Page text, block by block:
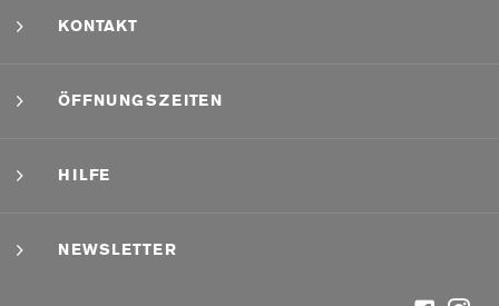
KONTAKT
ÖFFNUNGSZEITEN
HILFE
NEWSLETTER